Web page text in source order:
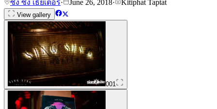
ซิง ซิง เธียเตอร์· June 26, 2018· Kitiphat Taptat
View gallery
001